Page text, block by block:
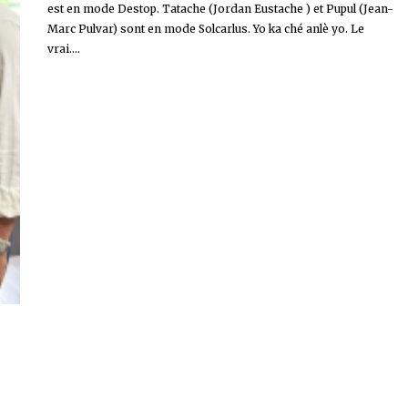
est en mode Destop. Tatache (Jordan Eustache ) et Pupul (Jean-
Marc Pulvar) sont en mode Solcarlus. Yo ka ché anlè yo. Le
vrai....